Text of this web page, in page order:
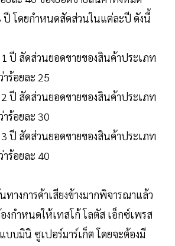
ปี โดยกำหนดสัดส่วนในแต่ละปี ดังนี้
1 ปี สัดส่วนยอดขายของสินค้าประเภท
ร้อยละ 25
2 ปี สัดส่วนยอดขายของสินค้าประเภท
ร้อยละ 30
3 ปี สัดส่วนยอดขายของสินค้าประเภท
ร้อยละ 40
ทางการค้าเสียงข้างมากพิจารณาแล้ว
งกำหนดให้เทสโก้ โลตัส เอ็กซ์เพรส
บมินิ ซูเปอร์มาร์เก็ต โดยจะต้องมี